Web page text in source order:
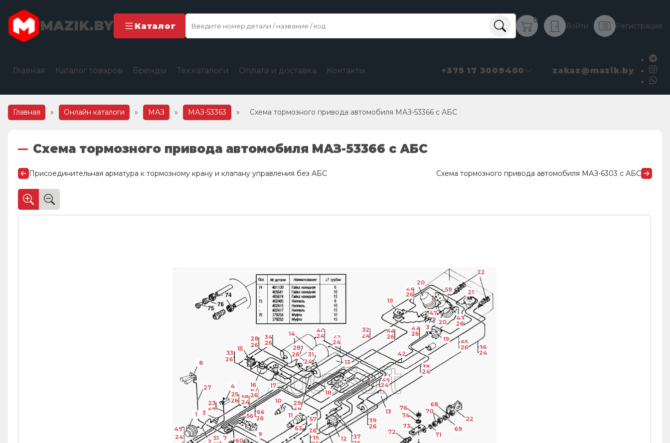
MAZIK.BY Каталог
0
Войти Регистрация
Главная Каталог товаров Бренды Тех.каталоги Оплата и доставка Контакты +375 17 3009400 zakaz@mazik.by
Главная » Онлайн каталоги » МАЗ » МАЗ-53363 » Схема тормозного привода автомобиля МАЗ-53366 с АБС
Схема тормозного привода автомобиля МАЗ-53366 с АБС
Присоединительная арматура к тормозному крану и клапану управления без АБС Схема тормозного привода автомобиля МАЗ-6303 с АБС
45
51
49
47
46
56
44
43
42
41
40
39
38
37
36
66
76
74
73
72
71
70
69
68
67
35
65
64
63
60
59
58
57
3
3
13
13
12
11
10
9
8
7
4
14
1
24
24
24
24
24
24
24
24
24
24
24
34
33
32
31
29
28
28
27
26
26
26
26
26
26
26
26
26
26
26
26
26
26
25
23
22
22
21
20
20
19
19
18
17
16
15